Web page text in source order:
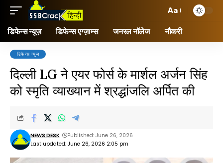
Aa
डिफेन्स न्यूज़ डिफेन्स एग्ज़ाम्स जनरल नॉलेज नौकरी
डिफेन्स न्यूज़
दिल्ली LG ने एयर फोर्स के मार्शल अर्जन सिंह
को स्मृति व्याख्यान में श्रद्धांजलि अर्पित की
Last updated: June 26, 2026 2:05 pm
NEWS DESK Published: June 26, 2026